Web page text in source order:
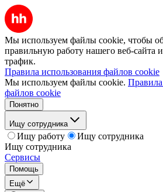
Мы используем файлы cookie, чтобы
правильную работу нашего веб-сайта
трафик.
Правила использования файлов cookie
Мы используем файлы cookie.
файлов cookie
Понятно
Ищу сотрудника
Ищу работу
Ищу сотрудника
Ищу сотрудника
Сервисы
Помощь
Ещё